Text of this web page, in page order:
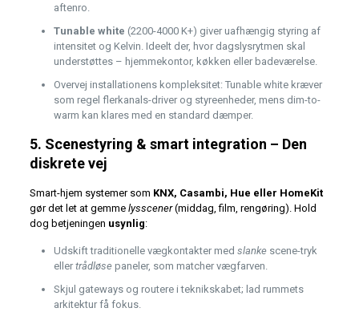
aftenro.
Tunable white (2200-4000 K+) giver uafhængig styring af
intensitet og Kelvin. Ideelt der, hvor dagslysrytmen skal
understøttes – hjemmekontor, køkken eller badeværelse.
Overvej installationens kompleksitet: Tunable white kræver
som regel flerkanals-driver og styreenheder, mens dim-to-
warm kan klares med en standard dæmper.
5. Scenestyring & smart integration – Den
diskrete vej
Smart-hjem systemer som KNX, Casambi, Hue eller HomeKit
gør det let at gemme lysscener(middag, film, rengøring). Hold
dog betjeningen usynlig:
Udskift traditionelle vægkontakter med slankescene-tryk
eller trådløsepaneler, som matcher vægfarven.
Skjul gateways og routere i teknikskabet; lad rummets
arkitektur få fokus.